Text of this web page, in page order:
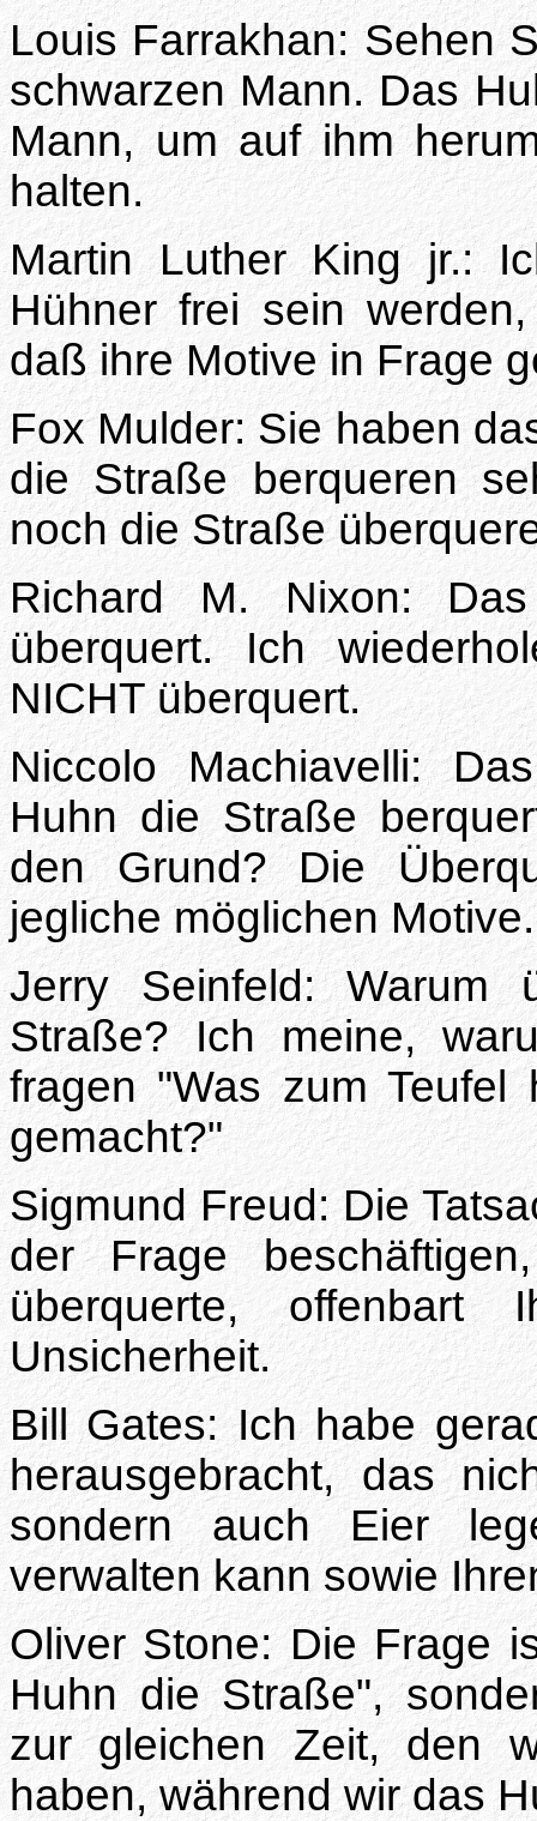
Louis Farrakhan: Sehen
schwarzen Mann. Das
Mann, um auf ihm
halten.
Martin Luther King jr.:
Hühner frei sein
daß ihre Motive in Frage
Fox Mulder: Sie haben
die Straße berqueren
noch die Straße
Richard M. Nixon:
überquert. Ich
NICHT überquert.
Niccolo Machiavelli:
Huhn die Straße
den Grund? Die
jegliche möglichen Motive.
Jerry Seinfeld: Warum
Straße? Ich meine,
fragen "Was zum
gemacht?"
Sigmund Freud: Die
der Frage
überquerte, offenbart
Unsicherheit.
Bill Gates: Ich habe
herausgebracht, das
sondern auch Eier
verwalten kann sowie
Oliver Stone: Die Frage
Huhn die Straße",
zur gleichen Zeit, den
haben, während wir das